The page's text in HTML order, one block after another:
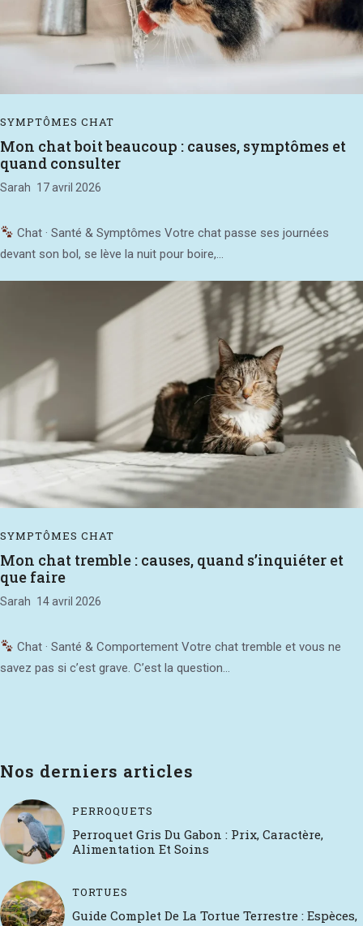
SYMPTÔMES CHAT
Mon chat boit beaucoup : causes, symptômes et
quand consulter
Sarah 17 avril 2026
Chat · Santé & Symptômes Votre chat passe ses journées
devant son bol, se lève la nuit pour boire,...
SYMPTÔMES CHAT
Mon chat tremble : causes, quand s’inquiéter et
que faire
Sarah 14 avril 2026
Chat · Santé & Comportement Votre chat tremble et vous ne
savez pas si c’est grave. C’est la question...
Nos derniers articles
PERROQUETS
Perroquet Gris Du Gabon : Prix, Caractère,
Alimentation Et Soins
TORTUES
Guide Complet De La Tortue Terrestre : Espèces,